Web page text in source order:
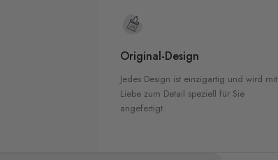
Original-Design
Jedes Design ist einzigartig und wird mit
Liebe zum Detail speziell für Sie
angefertigt.